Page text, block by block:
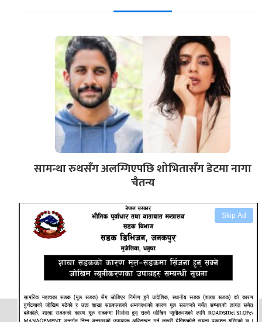
Skip Ad
सामन्था रुथसँग अलग्गिएपछि शोभितासँग डेटमा नागा
चैतन्य